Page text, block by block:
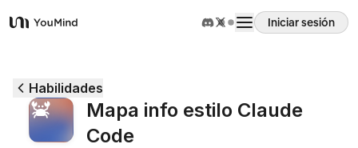
YouMind
Iniciar sesión
Casos de uso
Habilidades
Mapa info estilo Claude
Code